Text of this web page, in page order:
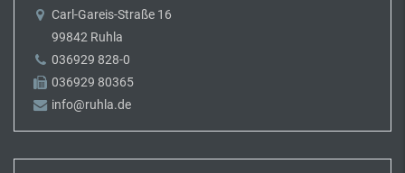
Carl-Gareis-Straße 16
99842 Ruhla
036929 828-0
036929 80365
info@ruhla.de